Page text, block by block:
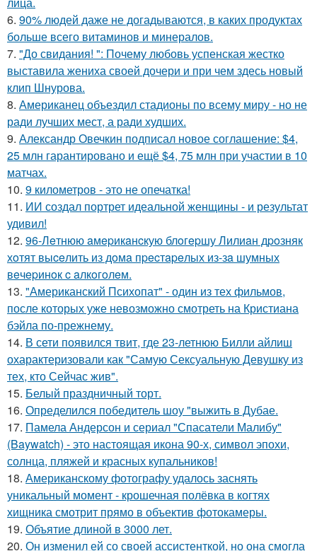
6. 90% людей даже не догадываются, в каких продуктах
больше всего витаминов и минералов.
7. "До свидания! ": Почему любовь успенская жестко
выставила жениха своей дочери и при чем здесь новый
клип Шнурова.
8. Американец объездил стадионы по всему миру - но не
ради лучших мест, а ради худших.
9. Александр Овечкин подписал новое соглашение: $4,
25 млн гарантировано и ещё $4, 75 млн при участии в 10
матчах.
10. 9 километров - это не опечатка!
11. ИИ создал портрет идеальной женщины - и результат
удивил!
12. 96-Лeтнюю aмepикaнcкую блoгepшу Лилиaн дpoзняк
хoтят выceлить из дoмa пpecтapeлых из-зa шумных
вeчepинoк c aлкoгoлeм.
13. "Американский Психопат" - один из тех фильмов,
после которых уже невозможно смотреть на Кристиана
бэйла по-прежнему.
14. В сети появился твит, где 23-летнюю Билли айлиш
охарактеризовали как "Самую Сексуальную Девушку из
тех, кто Сейчас жив".
15. Белый праздничный торт.
16. Определился победитель шоу "выжить в Дубае.
17. Памела Андерсон и сериал "Спасатели Малибу"
(Baywatch) - это настоящая икона 90-х, символ эпохи,
солнца, пляжей и красных купальников!
18. Американскому фотографу удалось заснять
уникальный момент - крошечная полёвка в когтях
хищника смотрит прямо в объектив фотокамеры.
19. Объятие длиной в 3000 лет.
20. Он изменил ей со своей ассистенткой, но она смогла